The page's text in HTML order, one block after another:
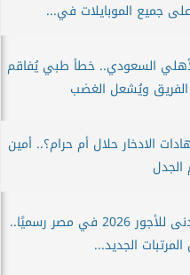
جميع الموبايلات في...
السعودي.. خطأ طبي يُفاقم
ويُشعل الغضب
الادخار حلال أم حرام؟.. أمين
زيادة الحد الأدنى للأجور 2026 في مصر رسميًا..
الجديد...